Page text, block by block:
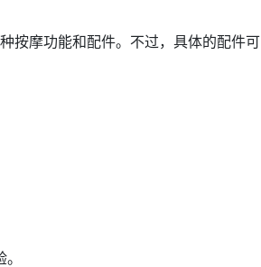
按摩功能和配件。不过，具体的配件可